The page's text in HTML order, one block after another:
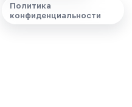
Политика
конфиденциальности